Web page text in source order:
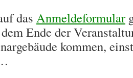
das Anmeldeformular
Ende der
kommen,